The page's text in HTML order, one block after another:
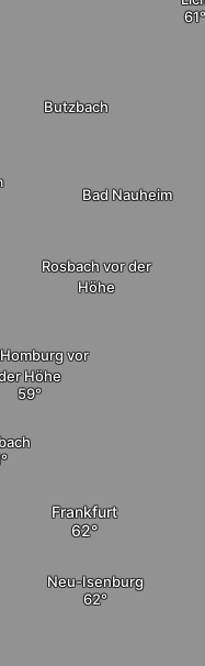
Neu-Isenburg
Frankfurt
vor
Höhe
Butzbach
Rosbach vor der
Höhe
Bad Nauheim